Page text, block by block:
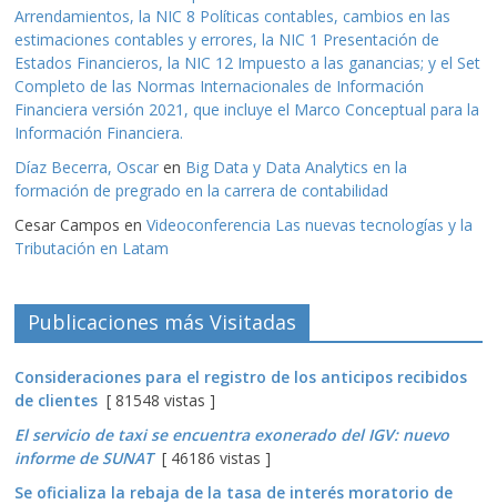
Arrendamientos, la NIC 8 Políticas contables, cambios en las
estimaciones contables y errores, la NIC 1 Presentación de
Estados Financieros, la NIC 12 Impuesto a las ganancias; y el Set
Completo de las Normas Internacionales de Información
Financiera versión 2021, que incluye el Marco Conceptual para la
Información Financiera.
Díaz Becerra, Oscar en Big Data y Data Analytics en la
formación de pregrado en la carrera de contabilidad
Cesar Campos enVideoconferencia Las nuevas tecnologías y la
Tributación en Latam
Publicaciones más Visitadas
Consideraciones para el registro de los anticipos recibidos
de clientes [ 81548 vistas ]
El servicio de taxi se encuentra exonerado del IGV: nuevo
informe de SUNAT[ 46186 vistas ]
Se oficializa la rebaja de la tasa de interés moratorio de